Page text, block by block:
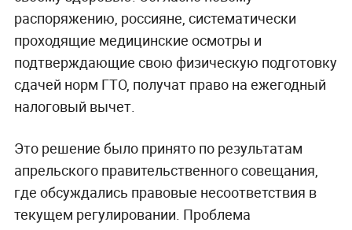
распоряжению, россияне, систематически
проходящие медицинские осмотры и
подтверждающие свою физическую подготовку
сдачей норм ГТО, получат право на ежегодный
налоговый вычет.
Это решение было принято по результатам
апрельского правительственного совещания,
где обсуждались правовые несоответствия в
текущем регулировании. Проблема